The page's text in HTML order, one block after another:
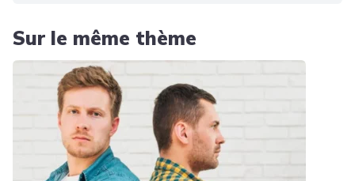
Sur le même thème